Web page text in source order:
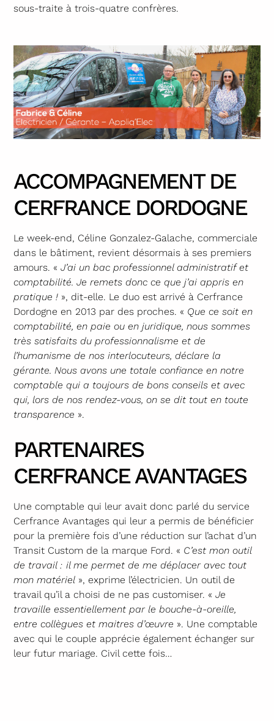
sous-traite à trois-quatre confrères.
ACCOMPAGNEMENT DE
CERFRANCE DORDOGNE
Le week-end, Céline Gonzalez-Galache, commerciale
dans le bâtiment, revient désormais à ses premiers
amours. «J’ai un bac professionnel administratif et
comptabilité. Je remets donc ce que j’ai appris en
pratique ! », dit-elle. Le duo est arrivé à Cerfrance
Dordogne en 2013 par des proches. « Que ce soit en
comptabilité, en paie ou en juridique, nous sommes
très satisfaits du professionnalisme et de
l’humanisme de nos interlocuteurs, déclare la
gérante. Nous avons une totale confiance en notre
comptable qui a toujours de bons conseils et avec
qui, lors de nos rendez-vous, on se dit tout en toute
transparence ».
PARTENAIRES
CERFRANCE AVANTAGES
Une comptable qui leur avait donc parlé du service
Cerfrance Avantages qui leur a permis de bénéficier
pour la première fois d’une réduction sur l’achat d’un
Transit Custom de la marque Ford. « C’est mon outil
de travail : il me permet de me déplacer avec tout
mon matériel », exprime l’électricien. Un outil de
travail qu’il a choisi de ne pas customiser. «Je
travaille essentiellement par le bouche-à-oreille,
entre collègues et maitres d’œuvre ». Une comptable
avec qui le couple apprécie également échanger sur
leur futur mariage. Civil cette fois…